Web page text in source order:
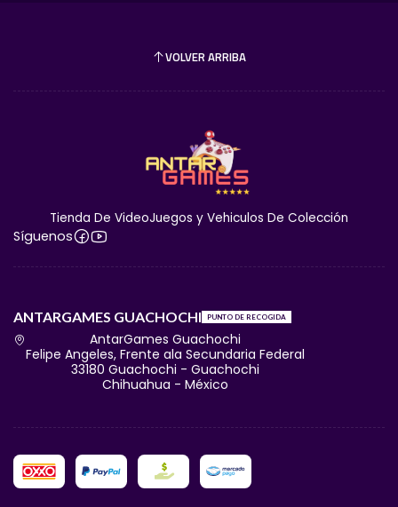
VOLVER ARRIBA
Tienda De VideoJuegos y Vehiculos De Colección
Síguenos
ANTARGAMES GUACHOCHI PUNTO DE RECOGIDA
AntarGames Guachochi
Felipe Angeles, Frente ala Secundaria Federal
33180 Guachochi - Guachochi
Chihuahua - México